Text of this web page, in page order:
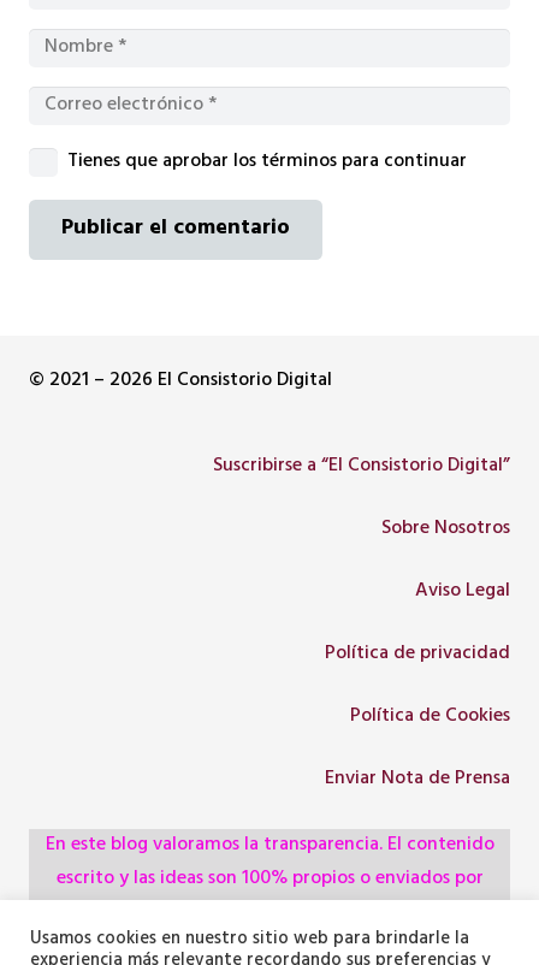
Tienes que aprobar los términos para continuar
Publicar el comentario
© 2021 – 2026 El Consistorio Digital
Suscribirse a “El Consistorio Digital”
Sobre Nosotros
Aviso Legal
Política de privacidad
Política de Cookies
Enviar Nota de Prensa
En este blog valoramos la transparencia. El contenido
escrito y las ideas son 100% propios o enviados por
administraciones, pero utilizamos herramientas de
Usamos cookies en nuestro sitio web para brindarle la